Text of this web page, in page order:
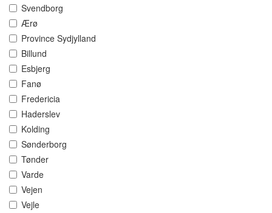
Svendborg
Ærø
Province Sydjylland
Billund
Esbjerg
Fanø
Fredericia
Haderslev
Kolding
Sønderborg
Tønder
Varde
Vejen
Vejle